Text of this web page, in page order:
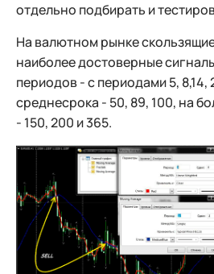
отдельно подбирать и
На валютном рынке
наиболее достоверные
периодов - с периодами 5, 8,14,
среднесрока - 50, 89, 100, на
- 150, 200 и 365.